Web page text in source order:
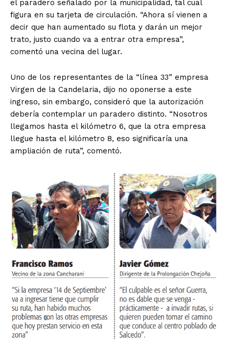
el paradero señalado por la municipalidad, tal cual
figura en su tarjeta de circulación. “Ahora sí vienen a
decir que han aumentado su flota y darán un mejor
trato, justo cuando va a entrar otra empresa”,
comentó una vecina del lugar.
Uno de los representantes de la “línea 33” empresa
Virgen de la Candelaria, dijo no oponerse a este
ingreso, sin embargo, consideró que la autorización
debería contemplar un paradero distinto. “Nosotros
llegamos hasta el kilómetro 6, que la otra empresa
llegue hasta el kilómetro 8, eso significaría una
ampliación de ruta”, comentó.